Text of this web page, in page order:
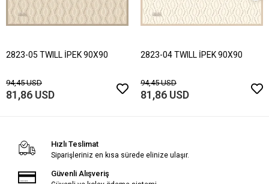
2823-05 TWILL İPEK 90X90
94,45 USD
81,86 USD
2823-04 TWILL İPEK 90X90
94,45 USD
81,86 USD
Hızlı Teslimat
Siparişleriniz en kısa sürede elinize ulaşır.
Güvenli Alışveriş